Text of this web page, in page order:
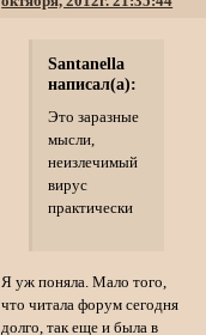
Santanella
написал(а):
Это заразные
мысли,
неизлечимый
вирус
практически
Я уж поняла. Мало того,
что читала форум сегодня
долго, так еще и была в